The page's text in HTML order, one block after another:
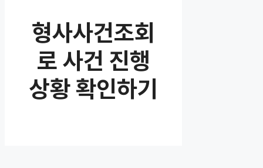
형사사건조회
로 사건 진행
상황 확인하기